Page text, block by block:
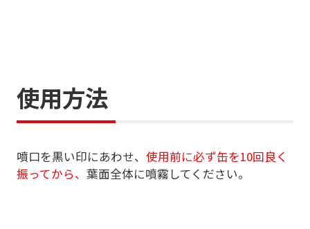
使用方法
噴口を黒い印にあわせ、 使用前に必ず缶を10回良く
振ってから、 葉面全体に噴霧してください。